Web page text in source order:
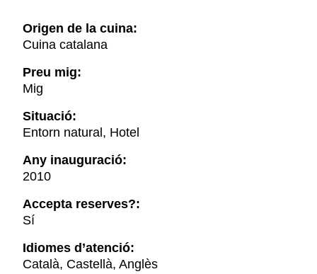
Origen de la cuina:
Cuina catalana
Preu mig:
Mig
Situació:
Entorn natural, Hotel
Any inauguració:
2010
Accepta reserves?:
Sí
Idiomes d’atenció:
Català, Castellà, Anglès